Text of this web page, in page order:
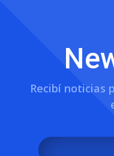
Recibí noticias